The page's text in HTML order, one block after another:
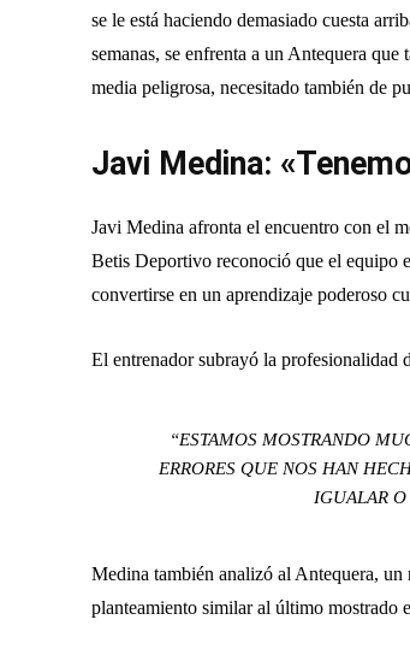
se le está haciendo demasiado cuesta
semanas, se enfrenta a un Antequera
media peligrosa, necesitado también de
Javi Medina:
Javi Medina afronta el encuentro con el
Betis Deportivo reconoció que el equipo
convertirse en un aprendizaje poderoso
El entrenador subrayó la profesionalidad
“ESTAMOS MOSTRANDO
ERRORES QUE NOS HAN
IGUALAR O
Medina también analizó al Antequera, un
planteamiento similar al último mostrado